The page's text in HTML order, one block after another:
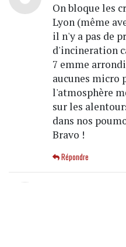
On bloque les
Lyon (même
il n'y a pas de
d'incineration
7 emme
aucunes micro
l'atmosphère
sur les
dans nos
Bravo !
Répondre